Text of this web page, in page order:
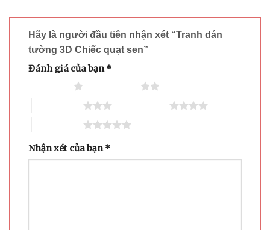
Hãy là người đầu tiên nhận xét “Tranh dán
tường 3D Chiếc quạt sen”
Đánh giá của bạn *
Nhận xét của bạn*